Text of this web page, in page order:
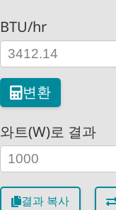
BTU/hr
변환
와트(W)로 결과
결과 복사